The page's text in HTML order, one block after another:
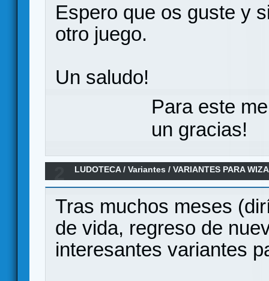
Espero que os guste y
otro juego.
Un saludo!
Para este
un gracias!
LUDOTECA/Variantes /VARIANTES PARA
HECHIZOS
Tras muchos meses
de vida, regreso de
interesantes variantes